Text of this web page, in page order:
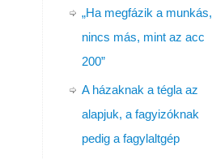
„Ha megfázik a munkás,
nincs más, mint az acc
200”
A házaknak a tégla az
alapjuk, a fagyizóknak
pedig a fagylaltgép